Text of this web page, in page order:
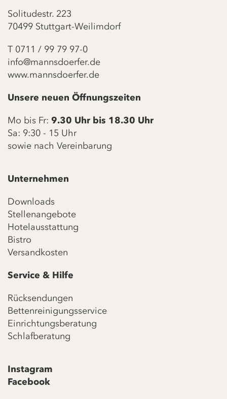
Solitudestr. 223
70499 Stuttgart-Weilimdorf
T 0711 / 99 79 97-0
info@mannsdoerfer.de
www.mannsdoerfer.de
Unsere neuen Öffnungszeiten
Mo bis Fr: 9.30 Uhr bis 18.30 Uhr
Sa: 9:30 - 15 Uhr
sowie nach Vereinbarung
Unternehmen
Downloads
Stellenangebote
Hotelausstattung
Bistro
Versandkosten
Service & Hilfe
Rücksendungen
Bettenreinigungsservice
Einrichtungsberatung
Schlafberatung
Instagram
Facebook